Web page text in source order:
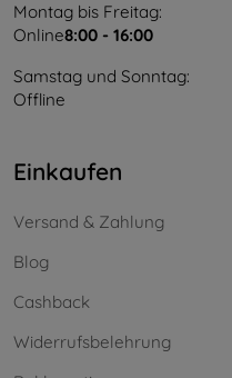
Montag bis Freitag:
Online8:00 - 16:00
Samstag und Sonntag:
Offline
Einkaufen
Versand & Zahlung
Blog
Cashback
Widerrufsbelehrung